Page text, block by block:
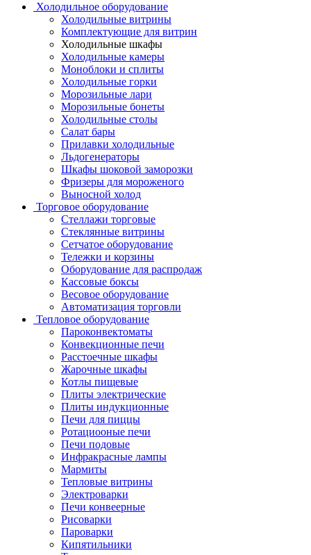
Холодильное оборудование
Холодильные витрины
Комплектующие для витрин
Холодильные шкафы
Холодильные камеры
Моноблоки и сплиты
Холодильные горки
Морозильные лари
Морозильные бонеты
Холодильные столы
Салат бары
Прилавки холодильные
Льдогенераторы
Шкафы шоковой заморозки
Фризеры для мороженого
Выносной холод
Торговое оборудование
Стеллажи торговые
Стеклянные витрины
Сетчатое оборудование
Тележки и корзины
Оборудование для распродаж
Кассовые боксы
Весовое оборудование
Автоматизация торговли
Тепловое оборудование
Пароконвектоматы
Конвекционные печи
Расстоечные шкафы
Жарочные шкафы
Котлы пищевые
Плиты электрические
Плиты индукционные
Печи для пиццы
Ротациооные печи
Печи подовые
Инфракрасные лампы
Мармиты
Тепловые витрины
Электроварки
Печи конвеерные
Рисоварки
Пароварки
Кипятильники